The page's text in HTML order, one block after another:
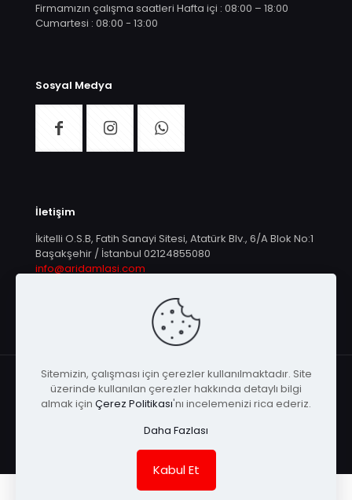
Firmamızın çalışma saatleri Hafta içi : 08:00 – 18:00
Cumartesi : 08:00 - 13:00
Sosyal Medya
İletişim
İkitelli O.S.B, Fatih Sanayi Sitesi, Atatürk Blv., 6/A Blok No:1
Başakşehir / İstanbul 02124855080
info@aridamlasi.com
Sitemizin, çalışması için çerezler kullanılmaktadır. Site
üzerinde kullanılan çerezler hakkında detaylı bilgi
almak için Çerez Politikası'nı incelemenizi rica ederiz.
Daha Fazlası
Kabul Et
English(İngilizce)